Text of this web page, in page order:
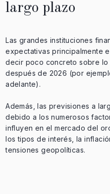
largo plazo
Las grandes instituciones
expectativas principalmente
decir poco concreto sobre
después de 2026 (por
adelante).
Además, las previsiones a
debido a los numerosos
influyen en el mercado del
los tipos de interés, la
tensiones geopolíticas.